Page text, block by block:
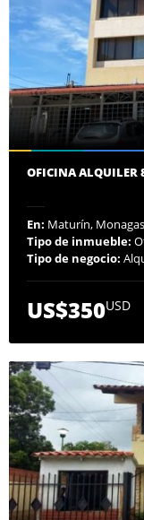
OFICINA ALQUILER
En: Maturín, Monagas
Tipo de inmueble:
Tipo de negocio:
US$350USD